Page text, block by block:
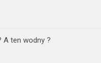
A ten wodny ?